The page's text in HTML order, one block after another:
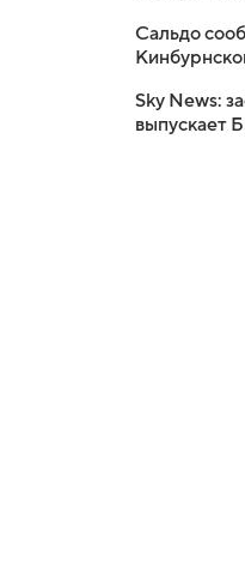
Сальдо
Sky News:
выпускает